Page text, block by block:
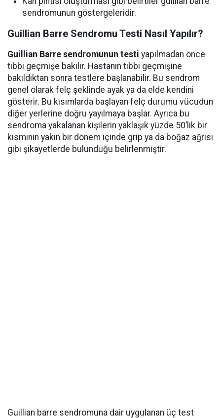
sendromunun göstergeleridir.
Guillian Barre Sendromu Testi Nasıl Yapılır?
Guillian Barre sendromunun testi yapılmadan önce
tıbbi geçmişe bakılır. Hastanın tıbbi geçmişine
bakıldıktan sonra testlere başlanabilir. Bu sendrom
genel olarak felç şeklinde ayak ya da elde kendini
gösterir. Bu kısımlarda başlayan felç durumu vücudun
diğer yerlerine doğru yayılmaya başlar. Ayrıca bu
sendroma yakalanan kişilerin yaklaşık yüzde 50’lik bir
kısmının yakın bir dönem içinde grip ya da boğaz ağrısı
gibi şikayetlerde bulunduğu belirlenmiştir.
Guillian barre sendromuna dair uygulanan üç test